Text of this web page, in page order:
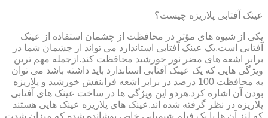
عینک آفتابی پلاریزه چیست؟
یکی از شیوه های مؤثر در محافظت از چشمان استفاده از عینک
آفتابی است.یک عینک آفتابی استاندارد می تواند از چشمان شما در
برابر اشعه های مضر نور خورشید محافظت کند.ازجمله مهم ترین
ویژگی هایی که یک عینک آفتابی استاندارد باید داشته باشد می توان
به محافظت 100 درصد در برابر اشعه فرابنفش خورشید و پلاریزه
بودن آن اشاره کرد.هردو این ویژگی ها در ساخت عینک های آفتابی
پلاریزه در نظر گرفته شده اند.عینک های پلاریزه عینک هایی هستند
که لنز آن ها با یک فیلم شیمیایی خاص پوشانده شده که میزان شدت